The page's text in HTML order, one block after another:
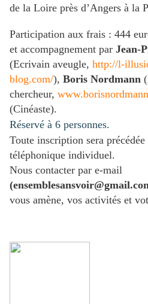
de la Loire près d’Angers à la
Participation aux frais : 444
et accompagnement par Jean-
(Ecrivain aveugle, http://l-
blog.com/), Boris Nordmann
chercheur,
(Cinéaste).
Réservé à 6 personnes.
Toute inscription sera précédée
téléphonique individuel.
Nous contacter par e-mail
vous amène, vos activités et